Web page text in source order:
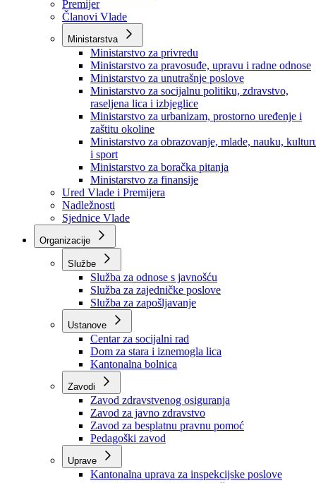
Vlada
Vlada BPK Goražde
Premijer
Članovi Vlade
Ministarstva
Ministarstvo za privredu
Ministarstvo za pravosuđe, upravu i radne odnose
Ministarstvo za unutrašnje poslove
Ministarstvo za socijalnu politiku, zdravstvo,
raseljena lica i izbjeglice
Ministarstvo za urbanizam, prostorno uređenje i
zaštitu okoline
Ministarstvo za obrazovanje, mlade, nauku,
i sport
Ministarstvo za boračka pitanja
Ministarstvo za finansije
Ured Vlade i Premijera
Nadležnosti
Sjednice Vlade
Organizacije
Službe
Služba za odnose s javnošću
Služba za zajedničke poslove
Služba za zapošljavanje
Ustanove
Centar za socijalni rad
Dom za stara i iznemogla lica
Kantonalna bolnica
Zavodi
Zavod zdravstvenog osiguranja
Zavod za javno zdravstvo
Zavod za besplatnu pravnu pomoć
Pedagoški zavod